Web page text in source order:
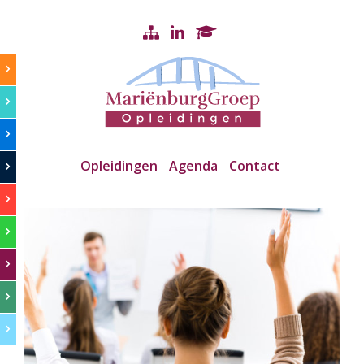
Opleidingen Agenda Contact